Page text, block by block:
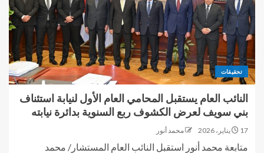
تحقيقات
النائب العام يستقبل المحامي العام الأول لنيابة استئناف
بني سويف لعرض الكشوف ربع السنوية بدائرة نيابته
17 يناير، 2026 محمد أنور
متابعة محمد أنور استقبل النائب العام المستشار/ محمد